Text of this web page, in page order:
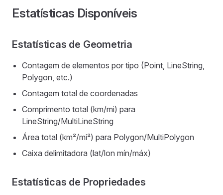
Estatísticas Disponíveis
Estatísticas de Geometria
Contagem de elementos por tipo (Point, LineString,
Polygon, etc.)
Contagem total de coordenadas
Comprimento total (km/mi) para
LineString/MultiLineString
Área total (km²/mi²) para Polygon/MultiPolygon
Caixa delimitadora (lat/lon mín/máx)
Estatísticas de Propriedades